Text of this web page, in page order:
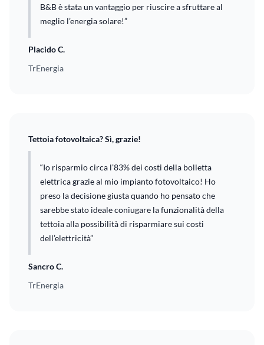
B&B è stata un vantaggio per riuscire a sfruttare al
meglio l’energia solare!”
Placido C.
TrEnergia
Tettoia fotovoltaica? Sì, grazie!
“Io risparmio circa l’83% dei costi della bolletta
elettrica grazie al mio impianto fotovoltaico! Ho
preso la decisione giusta quando ho pensato che
sarebbe stato ideale coniugare la funzionalità della
tettoia alla possibilità di risparmiare sui costi
dell’elettricità”
Sancro C.
TrEnergia